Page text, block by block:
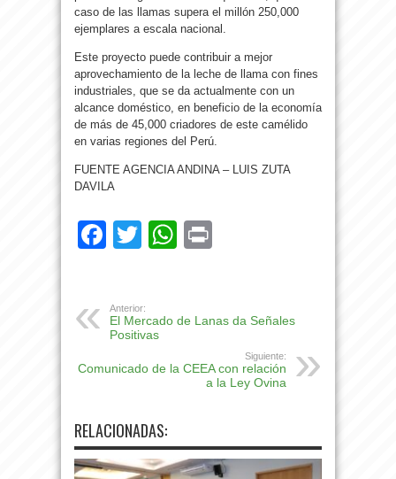
caso de las llamas supera el millón 250,000
ejemplares a escala nacional.
Este proyecto puede contribuir a mejor
aprovechamiento de la leche de llama con fines
industriales, que se da actualmente con un
alcance doméstico, en beneficio de la economía
de más de 45,000 criadores de este camélido
en varias regiones del Perú.
FUENTE AGENCIA ANDINA – LUIS ZUTA
DAVILA
Facebook
TwitterWhatsApp
Anterior:
El Mercado de Lanas da Señales
Positivas
Siguiente:
Comunicado de la CEEA con relación
a la Ley Ovina
RELACIONADAS: